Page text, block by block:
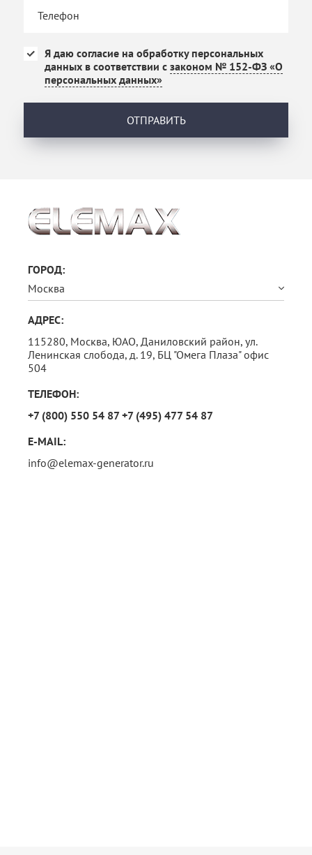
Я даю согласие на обработку персональных
данных в соответствии с законом № 152-ФЗ «О
персональных данных»
ОТПРАВИТЬ
ГОРОД:
Москва
АДРЕС:
115280, Москва, ЮАО, Даниловский район, ул.
Ленинская слобода, д. 19, БЦ "Омега Плаза" офис
504
ТЕЛЕФОН:
+7 (800) 550 54 87 +7 (495) 477 54 87
E-MAIL:
info@elemax-generator.ru